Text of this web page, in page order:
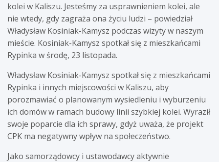
kolei w Kaliszu. Jesteśmy za usprawnieniem kolei, ale
nie wtedy, gdy zagraża ona życiu ludzi – powiedział
Władysław Kosiniak-Kamysz podczas wizyty w naszym
mieście. Kosiniak-Kamysz spotkał się z mieszkańcami
Rypinka w środę, 23 listopada.
Władysław Kosiniak-Kamysz spotkał się z mieszkańcami
Rypinka i innych miejscowości w Kaliszu, aby
porozmawiać o planowanym wysiedleniu i wyburzeniu
ich domów w ramach budowy linii szybkiej kolei. Wyraził
swoje poparcie dla ich sprawy, gdyż uważa, że projekt
CPK ma negatywny wpływ na społeczeństwo.
Jako samorządowcy i ustawodawcy aktywnie